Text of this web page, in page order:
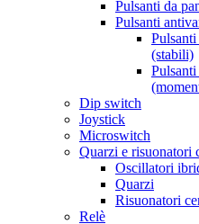
Pulsanti da
Pulsanti
(stabili)
Dip switch
Joystick
Microswitch
Quarzi e risuonatori
Oscillatori
Quarzi
Risuonatori
Relè